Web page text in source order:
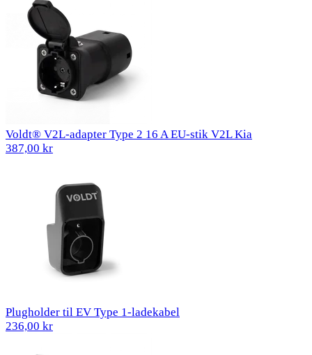
Voldt® V2L-adapter Type 2 16 A EU-stik V2L Kia
387,00 kr
Plugholder til EV Type 1-ladekabel
236,00 kr